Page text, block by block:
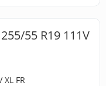
55 R19 111V
FR